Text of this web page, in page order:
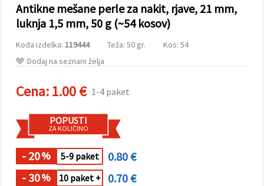
»Sprejmi
vse!« se
lahko
uporabo
vseh
piškotkov.
označite
preference z
izbiro
določene
vrste
piškotkov
in klikom
na gumb
»Shrani«.
Antikne mešane perle za nakit, rjave, 21 mm,
luknja 1,5 mm, 50 g (~54 kosov)
Koda izdelka: 119444 Teža: 50 gr.
Kos: 54
Dodaj na seznam želja
Cena:1.00 € 1-4 paket
POPUSTI
ZA KOLIČINO
- 20% 5-9 paket
0.80 €
- 30% 10 paket + 0.70 €